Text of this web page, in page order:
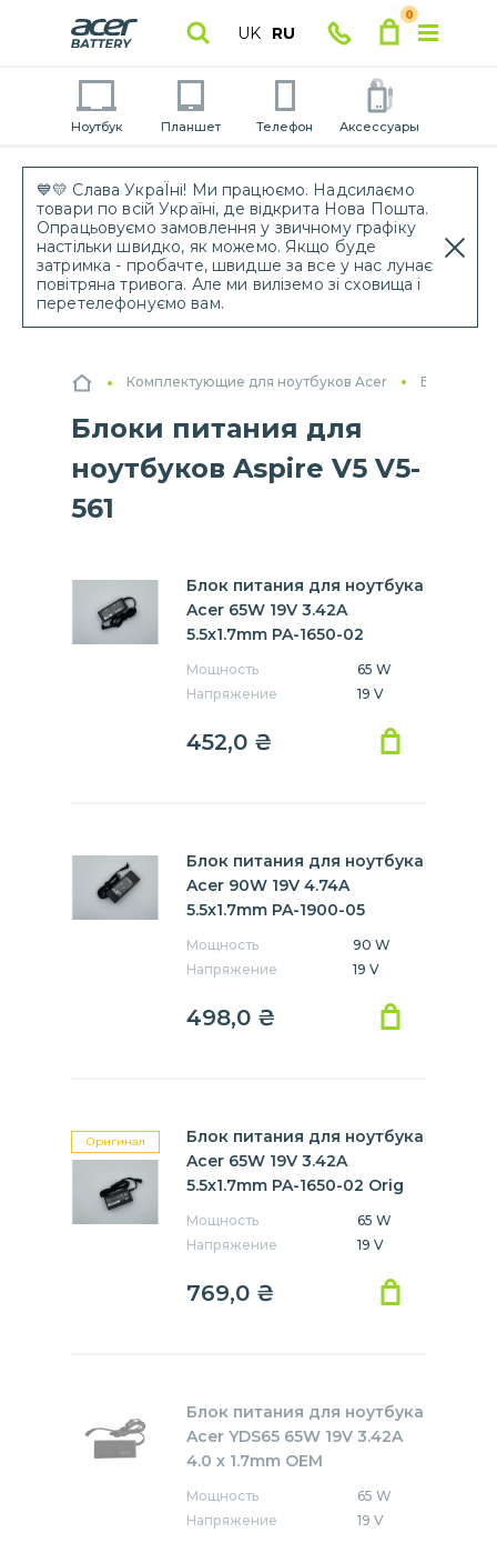
💙💛 Слава УкраЇні! Ми працюємо. Надсилаємо
товари по всій Україні, де відкрита Нова Пошта.
Опрацьовуємо замовлення у звичному графіку
настільки швидко, як можемо. Якщо буде
затримка - пробачте, швидше за все у нас лунає
повітряна тривога. Але ми виліземо зі сховища і
перетелефонуємо вам.
UK RU
0
Ноутбук Планшет Телефон Аксессуары
Комплектующие для ноутбуков Acer Блоки
Блоки питания для
ноутбуков Aspire V5 V5-
561
Блок питания для ноутбука
Acer 65W 19V 3.42A
5.5x1.7mm PA-1650-02
Мощность
65 W
Напряжение
19 V
452,0 ₴
Блок питания для ноутбука
Acer 90W 19V 4.74A
5.5x1.7mm PA-1900-05
Мощность
90 W
Напряжение
19 V
498,0 ₴
Оригинал
Блок питания для ноутбука
Acer 65W 19V 3.42A
5.5x1.7mm PA-1650-02 Orig
Мощность
65 W
Напряжение
19 V
769,0 ₴
Блок питания для ноутбука
Acer YDS65 65W 19V 3.42A
4.0 x 1.7mm OEM
Мощность
65 W
Напряжение
19 V